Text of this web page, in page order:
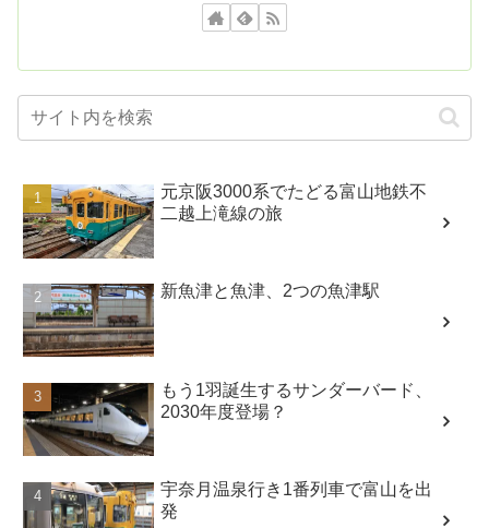
元京阪3000系でたどる富山地鉄不
二越上滝線の旅
新魚津と魚津、2つの魚津駅
もう1羽誕生するサンダーバード、
2030年度登場？
宇奈月温泉行き1番列車で富山を出
発